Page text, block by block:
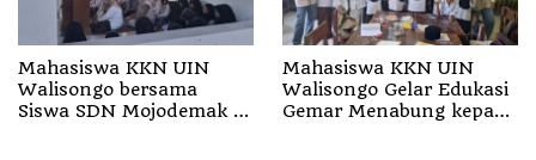
Mahasiswa KKN UIN
Walisongo bersama
Siswa SDN Mojodemak 3
Mahasiswa KKN UIN
Walisongo Gelar Edukasi
Gemar Menabung kepada